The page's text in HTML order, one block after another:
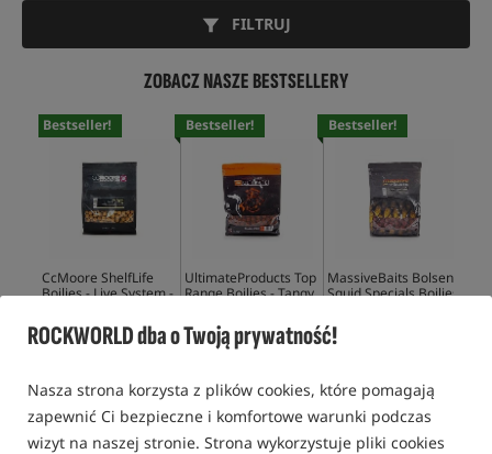
ROCKWORLD dba o Twoją prywatność!
Nasza strona korzysta z plików cookies, które pomagają
zapewnić Ci bezpieczne i komfortowe warunki podczas
wizyt na naszej stronie. Strona wykorzystuje pliki cookies
FILTRUJ
ZOBACZ NASZE BESTSELLERY
Bestseller!
CcMoore ShelfLife
Boilies - Live System -
53,99PLN
Bestseller!
UltimateProducts Top
Range Boilies - Tangy
62,99PLN
Bestseller!
MassiveBaits Bolsena
Squid Specials Boilies
72,90